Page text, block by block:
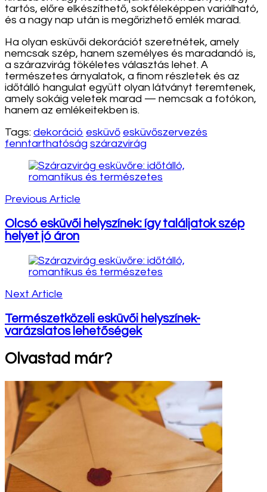
tartós, előre elkészíthető, sokféleképpen variálható,
és a nagy nap után is megőrizhető emlék marad.
Ha olyan esküvői dekorációt szeretnétek, amely
nemcsak szép, hanem személyes és maradandó is,
a szárazvirág tökéletes választás lehet. A
természetes árnyalatok, a finom részletek és az
időtálló hangulat együtt olyan látványt teremtenek,
amely sokáig veletek marad — nemcsak a fotókon,
hanem az emlékeitekben is.
Tags: dekoráció esküvő esküvőszervezés
fenntarthatóság szárazvirág
Post
Navigation
Previous Article
Olcsó esküvői helyszínek: így találjatok szép
helyet jó áron
Next Article
Természetközeli esküvői helyszínek-
varázslatos lehetőségek
Olvastad már?